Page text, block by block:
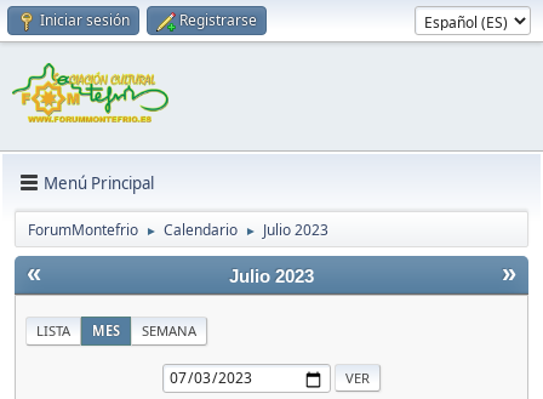
Iniciar sesión Registrarse
Menú Principal
ForumMontefrio ► Calendario ► Julio 2023
« »
Julio 2023
LISTA MES SEMANA